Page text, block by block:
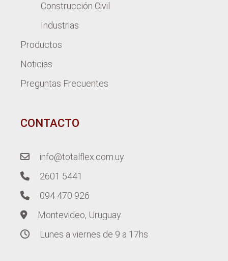
Construcción Civil
Industrias
Productos
Noticias
Preguntas Frecuentes
CONTACTO
info@totalflex.com.uy
2601 5441
094 470 926
Montevideo, Uruguay
Lunes a viernes de 9 a 17hs